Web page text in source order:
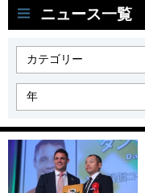
ニュース一覧